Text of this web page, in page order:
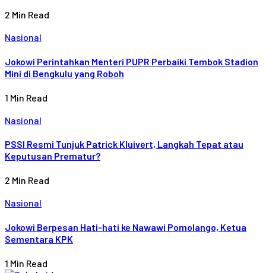
2 Min Read
Nasional
Jokowi Perintahkan Menteri PUPR Perbaiki Tembok Stadion
Mini di Bengkulu yang Roboh
1 Min Read
Nasional
PSSI Resmi Tunjuk Patrick Kluivert, Langkah Tepat atau
Keputusan Prematur?
2 Min Read
Nasional
Jokowi Berpesan Hati-hati ke Nawawi Pomolango, Ketua
Sementara KPK
1 Min Read